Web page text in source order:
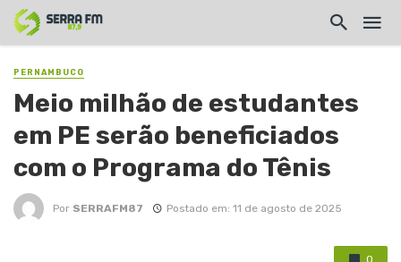
PERNAMBUCO
Meio milhão de estudantes
em PE serão beneficiados
com o Programa do Tênis
Por SERRAFM87 Postado em: 11 de agosto de 2025